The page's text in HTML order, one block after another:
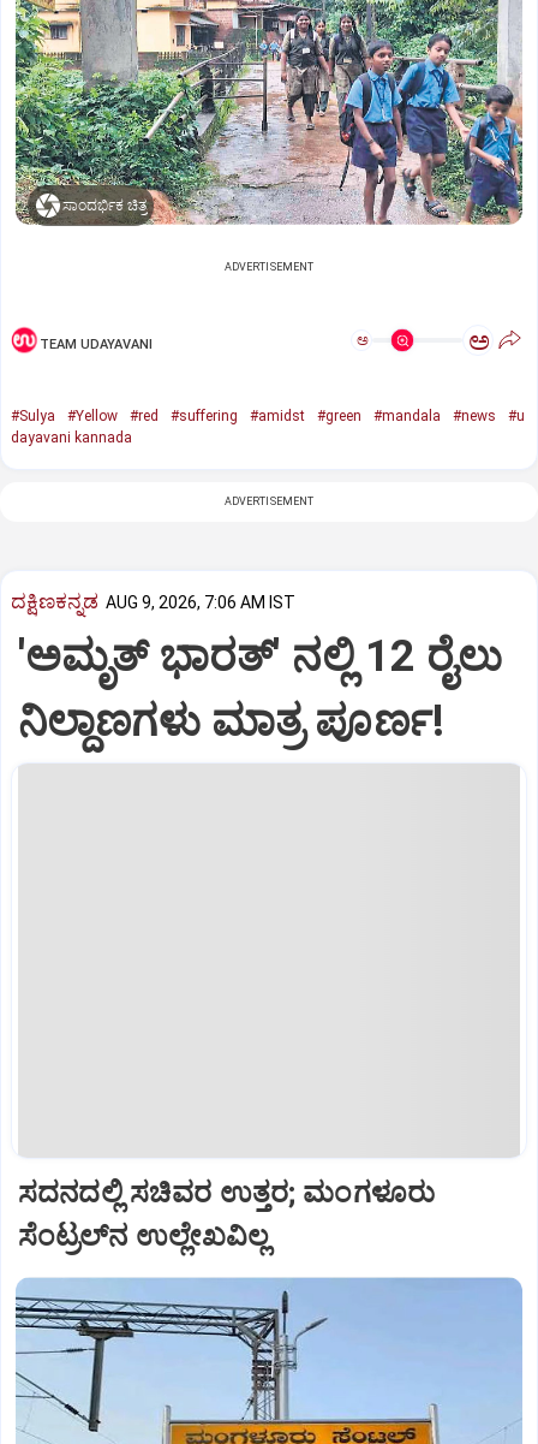
ಸಾಂದರ್ಭಿಕ ಚಿತ್ರ
ADVERTISEMENT
TEAM UDAYAVANI ಅ ಅ
#Sulya #Yellow #red #suffering #amidst #green #mandala #news
#u
dayavani kannada
ADVERTISEMENT
ದಕ್ಷಿಣಕನ್ನಡ AUG 9, 2026, 7:06 AM IST
'ಅಮೃತ್‌ ಭಾರತ್‌' ನಲ್ಲಿ 12 ರೈಲು
ನಿಲ್ದಾಣಗಳು ಮಾತ್ರ ಪೂರ್ಣ!
ಸದನದಲ್ಲಿ ಸಚಿವರ ಉತ್ತರ; ಮಂಗಳೂರು
ಸೆಂಟ್ರಲ್‌ನ ಉಲ್ಲೇಖವಿಲ್ಲ